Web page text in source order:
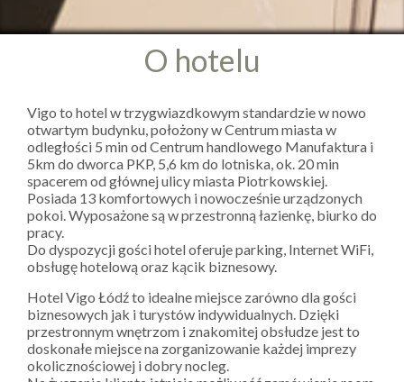
O hotelu
Vigo to hotel w trzygwiazdkowym standardzie w nowo
otwartym budynku, położony w Centrum miasta w
odległości 5 min od Centrum handlowego Manufaktura i
5km do dworca PKP, 5,6 km do lotniska, ok. 20 min
spacerem od głównej ulicy miasta Piotrkowskiej.
Posiada 13 komfortowych i nowocześnie urządzonych
pokoi. Wyposażone są w przestronną łazienkę, biurko do
pracy.
Do dyspozycji gości hotel oferuje parking, Internet WiFi,
obsługę hotelową oraz kącik biznesowy.
Hotel Vigo Łódź to idealne miejsce zarówno dla gości
biznesowych jak i turystów indywidualnych. Dzięki
przestronnym wnętrzom i znakomitej obsłudze jest to
doskonałe miejsce na zorganizowanie każdej imprezy
okolicznościowej i dobry nocleg.